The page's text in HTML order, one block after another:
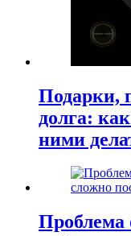
Подарки,
долга:
ними
Проблема